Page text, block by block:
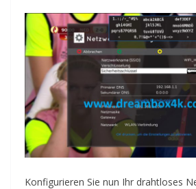
Konfigurieren Sie nun Ihr drahtloses